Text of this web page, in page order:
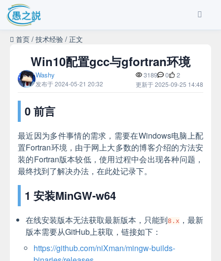
首页 / 技术经验 / 正文
Win10配置gcc与gfortran环境
Washy
发布于 2024-05-21 20:32
3189 0 2
更新于 2025-09-25 14:48
0 前言
最近因为多件事情的需求，需要在Windows电脑上配
置Fortran环境，由于网上大多数的博客介绍的方法安
装的Fortran版本较低，使用过程中会出现各种问题，
最终找到了解决办法，在此处记录下。
1 安装MinGW-w64
在线安装版本无法获取最新版本，只能到8.x ，最新
版本需要从GitHub上获取，链接如下：
https://github.com/niXman/mingw-builds-